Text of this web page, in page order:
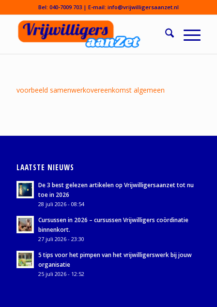
Bel: 040-7009 703| E-mail: info@vrijwilligersaanzet.nl
voorbeeld samenwerkovereenkomst algemeen
LAATSTE NIEUWS
De 3 best gelezen artikelen op Vrijwilligersaanzet tot nu
toe in 2026
28 juli 2026 - 08:54
Cursussen in 2026 – cursussen Vrijwilligers coördinatie
binnenkort.
27 juli 2026 - 23:30
5 tips voor het pimpen van het vrijwilligerswerk bij jouw
organisatie
25 juli 2026 - 12:52